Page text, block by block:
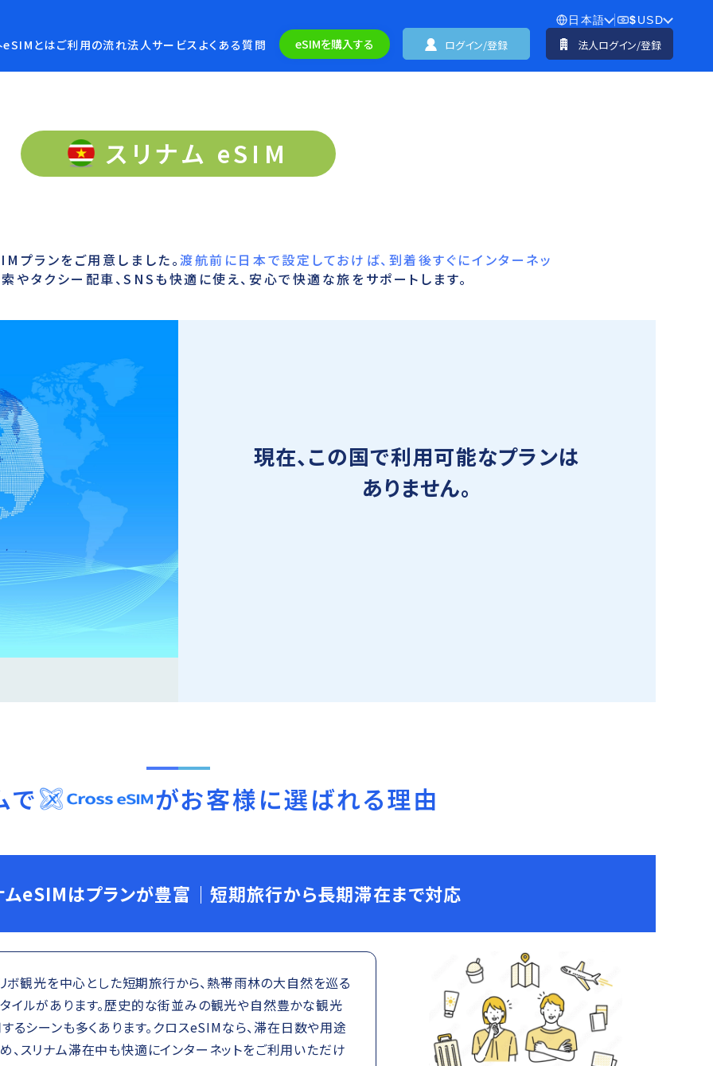
日本語 $USD
とはご利用の流れ法人サービス よくある質問 eSIMを購入する ログイン/登録 法人ログイン/登録
スリナム eSIM
プランをご用意しました。渡航前に日本で設定しておけば、到着後すぐにインターネッ
やタクシー配車、SNSも快適に使え、安心で快適な旅をサポートします。
現在、この国で利用可能なプランは
ありません。
で がお客様に選ばれる理由
ムeSIMはプランが豊富｜短期旅行から長期滞在まで対応
ボ観光を中心とした短期旅行から、熱帯雨林の大自然を巡る
イルがあります。歴史的な街並みの観光や自然豊かな観光
るシーンも多くあります。クロスeSIMなら、滞在日数や用途
スリナム滞在中も快適にインターネットをご利用いただけ